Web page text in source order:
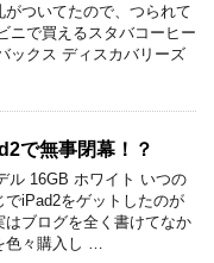
ついてたので、つられて
ニで買えるスタバコーヒー
ックス ディスカバリーズ
で無事閉幕！？
ル 16GB ホワイト いつの
でiPad2をゲットしたのが
ブログを全く書けてなか
色々購入し …